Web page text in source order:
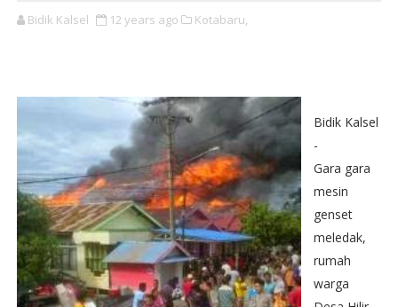
Bidik Kalsel 12 years ago Kotabaru,
Bidik‎ Kalsel
-
Gara gara
mesin
genset
meledak,
rumah
warga